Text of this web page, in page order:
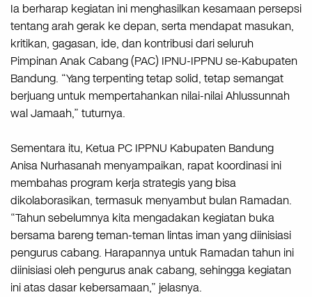
Ia berharap kegiatan ini menghasilkan kesamaan persepsi
tentang arah gerak ke depan, serta mendapat masukan,
kritikan, gagasan, ide, dan kontribusi dari seluruh
Pimpinan Anak Cabang (PAC) IPNU-IPPNU se-Kabupaten
Bandung. “Yang terpenting tetap solid, tetap semangat
berjuang untuk mempertahankan nilai-nilai Ahlussunnah
wal Jamaah,” tuturnya.
Sementara itu, Ketua PC IPPNU Kabupaten Bandung
Anisa Nurhasanah menyampaikan, rapat koordinasi ini
membahas program kerja strategis yang bisa
dikolaborasikan, termasuk menyambut bulan Ramadan.
“Tahun sebelumnya kita mengadakan kegiatan buka
bersama bareng teman-teman lintas iman yang diinisiasi
pengurus cabang. Harapannya untuk Ramadan tahun ini
diinisiasi oleh pengurus anak cabang, sehingga kegiatan
ini atas dasar kebersamaan,” jelasnya.